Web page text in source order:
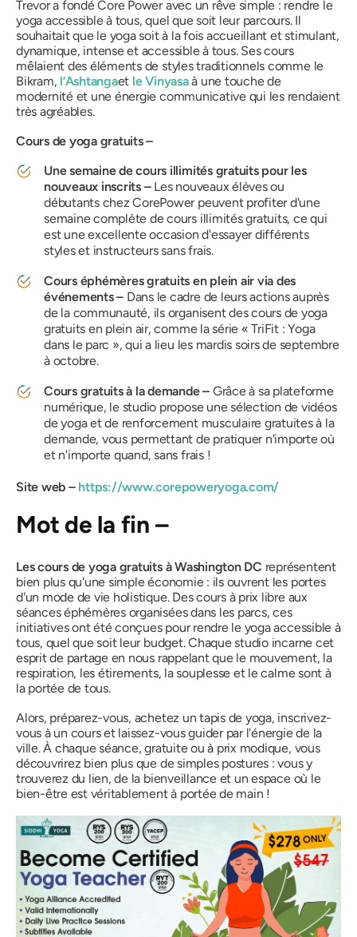
Trevor a fondé Core Power avec un rêve simple : rendre le
yoga accessible à tous, quel que soit leur parcours. Il
souhaitait que le yoga soit à la fois accueillant et stimulant,
dynamique, intense et accessible à tous. Ses cours
mêlaient des éléments de styles traditionnels comme le
Bikram, l’Ashtangaet le Vinyasaà une touche de
modernité et une énergie communicative qui les rendaient
très agréables.
Cours de yoga gratuits –
Une semaine de cours illimités gratuits pour les
nouveaux inscrits – Les nouveaux élèves ou
débutants chez CorePower peuvent profiter d'une
semaine complète de cours illimités gratuits, ce qui
est une excellente occasion d'essayer différents
styles et instructeurs sans frais.
Cours éphémères gratuits en plein air via des
événements – Dans le cadre de leurs actions auprès
de la communauté, ils organisent des cours de yoga
gratuits en plein air, comme la série « TriFit : Yoga
dans le parc », qui a lieu les mardis soirs de septembre
à octobre.
Cours gratuits à la demande – Grâce à sa plateforme
numérique, le studio propose une sélection de vidéos
de yoga et de renforcement musculaire gratuites à la
demande, vous permettant de pratiquer n'importe où
et n'importe quand, sans frais !
Site web –https://www.corepoweryoga.com/
Mot de la fin –
Les cours de yoga gratuits à Washington DC représentent
bien plus qu'une simple économie : ils ouvrent les portes
d'un mode de vie holistique. Des cours à prix libre aux
séances éphémères organisées dans les parcs, ces
initiatives ont été conçues pour rendre le yoga accessible à
tous, quel que soit leur budget. Chaque studio incarne cet
esprit de partage en nous rappelant que le mouvement, la
respiration, les étirements, la souplesse et le calme sont à
la portée de tous.
Alors, préparez-vous, achetez un tapis de yoga, inscrivez-
vous à un cours et laissez-vous guider par l'énergie de la
ville. À chaque séance, gratuite ou à prix modique, vous
découvrirez bien plus que de simples postures : vous y
trouverez du lien, de la bienveillance et un espace où le
bien-être est véritablement à portée de main !